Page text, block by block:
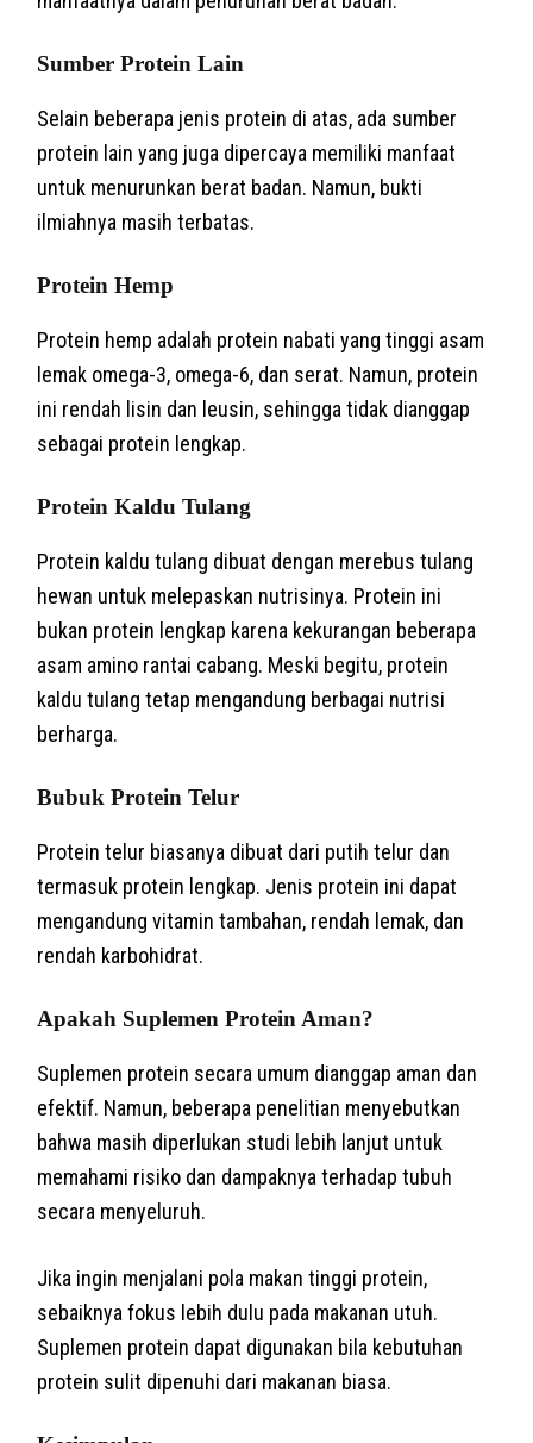
Sumber Protein Lain
Selain beberapa jenis protein di atas, ada sumber
protein lain yang juga dipercaya memiliki manfaat
untuk menurunkan berat badan. Namun, bukti
ilmiahnya masih terbatas.
Protein Hemp
Protein hemp adalah protein nabati yang tinggi asam
lemak omega-3, omega-6, dan serat. Namun, protein
ini rendah lisin dan leusin, sehingga tidak dianggap
sebagai protein lengkap.
Protein Kaldu Tulang
Protein kaldu tulang dibuat dengan merebus tulang
hewan untuk melepaskan nutrisinya. Protein ini
bukan protein lengkap karena kekurangan beberapa
asam amino rantai cabang. Meski begitu, protein
kaldu tulang tetap mengandung berbagai nutrisi
berharga.
Bubuk Protein Telur
Protein telur biasanya dibuat dari putih telur dan
termasuk protein lengkap. Jenis protein ini dapat
mengandung vitamin tambahan, rendah lemak, dan
rendah karbohidrat.
Apakah Suplemen Protein Aman?
Suplemen protein secara umum dianggap aman dan
efektif. Namun, beberapa penelitian menyebutkan
bahwa masih diperlukan studi lebih lanjut untuk
memahami risiko dan dampaknya terhadap tubuh
secara menyeluruh.
Jika ingin menjalani pola makan tinggi protein,
sebaiknya fokus lebih dulu pada makanan utuh.
Suplemen protein dapat digunakan bila kebutuhan
protein sulit dipenuhi dari makanan biasa.